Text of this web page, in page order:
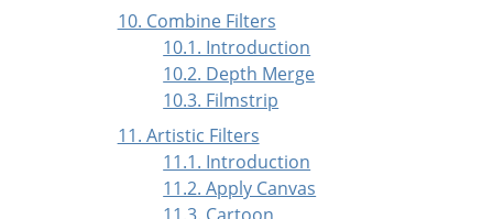
10. Combine Filters
10.1. Introduction
10.2. Depth Merge
10.3. Filmstrip
11. Artistic Filters
11.1. Introduction
11.2. Apply Canvas